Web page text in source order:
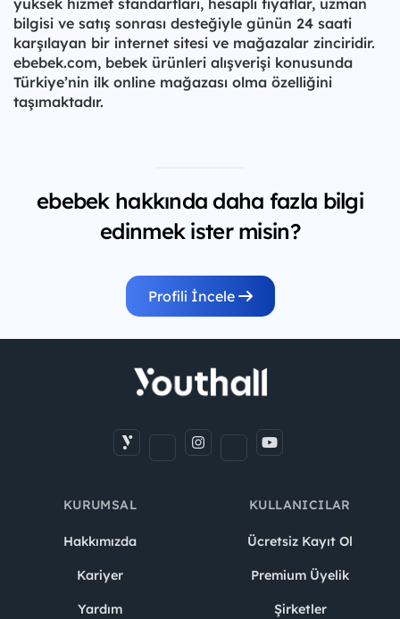
yüksek hizmet standartları, hesaplı fiyatlar, uzman
bilgisi ve satış sonrası desteğiyle günün 24 saati
karşılayan bir internet sitesi ve mağazalar zinciridir.
ebebek.com, bebek ürünleri alışverişi konusunda
Türkiye’nin ilk online mağazası olma özelliğini
taşımaktadır.
ebebek hakkında daha fazla bilgi
edinmek ister misin?
Profili İncele
KURUMSAL
Hakkımızda
Kariyer
Yardım
KULLANICILAR
Ücretsiz Kayıt Ol
Premium Üyelik
Şirketler